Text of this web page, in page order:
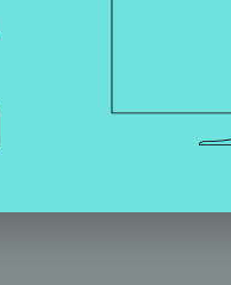
пониженной
нотами. Вус
сыров.